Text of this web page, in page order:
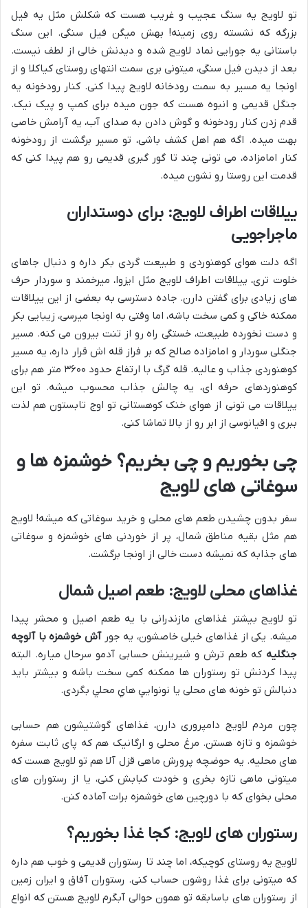
تو لاویج یه سنگ عجیب و غریب هست که شکلش مثل یه فیل
بزرگه که نشسته روی زمینه! بهش میگن فیل سنگی. این سنگ
باستانی یه جورایی نماد لاویج شده و دیدنش خالی از لطف نیست.
بعد از دیدن فیل سنگی، میتونی بری سمت انتهای روستای کیاکلا و از
اونجا یه مسیر به سمت رودخانه لاویج پیدا کنی. کنار رودخونه یه
جنگل قدیمی و انبوه هست که جون میده برای کمپ و پیک نیک.
قدم زدن کنار رودخونه و گوش دادن به صدای آب، یه آرامش خاصی
بهت میده. اگه هم اهل کشف باشی، تو مسیر برگشت از رودخونه
کنار امامزاده، می تونی چند تا گور گبری قدیمی رو هم پیدا کنی که
قدمت این روستا رو نشون میده.
ییلاقات اطراف لاویج: برای دوستداران
ماجراجویی
اگه دلت هوای کوهنوردی و طبیعت گردی بکر داره و دنبال جاهای
خلوت تری، ییلاقات اطراف لاویج مثل ایزوا، میرخمند و سوردار حرف
های زیادی برای گفتن دارن. جاده دسترسی به بعضی از این ییلاقات
ممکنه خاکی و کمی سخت باشه، اما وقتی به اونجا میرسی، زیبایی بکر
و دست نخورده طبیعت، خستگی راه رو از تنت بیرون می کنه. مسیر
جنگلی سوردار و امامزاده صالح که بر فراز قله اش قرار داره، یه مسیر
کوهنوردی جذاب و عالیه. قله گرگ با ارتفاع حدود ۳۶۰۰ متر هم برای
کوهنوردهای حرفه ای، یه چالش جذاب محسوب میشه. تو این
ییلاقات می تونی از هوای خنک کوهستانی تو اوج تابستون هم لذت
ببری و اقیانوسی از ابر رو از بالا تماشا کنی.
چی بخوریم و چی بخریم؟ خوشمزه ها و
سوغاتی های لاویج
سفر بدون چشیدن طعم های محلی و خرید سوغاتی که میشه! لاویج
هم مثل بقیه مناطق شمال، پر از خوردنی های خوشمزه و سوغاتی
های جذابه که نمیشه دست خالی از اونجا برگشت.
غذاهای محلی لاویج: طعم اصیل شمال
تو لاویج بیشتر غذاهای مازندرانی با یه طعم اصیل و محشر پیدا
میشه. یکی از غذاهای خیلی خاصشون، یه جورآش خوشمزه با آلوچه
جنگلیه که طعم ترش و شیرینش حسابی آدمو سرحال میاره. البته
پیدا کردنش تو رستوران ها ممکنه کمی سخت باشه و بیشتر باید
دنبالش تو خونه های محلی یا نونوايي هاي محلي بگردی.
چون مردم لاویج دامپروری دارن، غذاهای گوشتیشون هم حسابی
خوشمزه و تازه هستن. مرغ محلی و ارگانیک هم که پای ثابت سفره
های محلیه. یه حوضچه پرورش ماهی قزل آلا هم تو لاویج هست که
میتونی ماهی تازه بخری و خودت کبابش کنی، یا از رستوران های
محلی بخوای که با دورچین های خوشمزه برات آماده کنن.
رستوران های لاویج: کجا غذا بخوریم؟
لاویج یه روستای کوچیکه، اما چند تا رستوران قدیمی و خوب هم داره
که میتونی برای غذا روشون حساب کنی. رستوران آفاق و ایران زمین
از رستوران های باسابقه تو همون حوالی آبگرم لاویج هستن که انواع